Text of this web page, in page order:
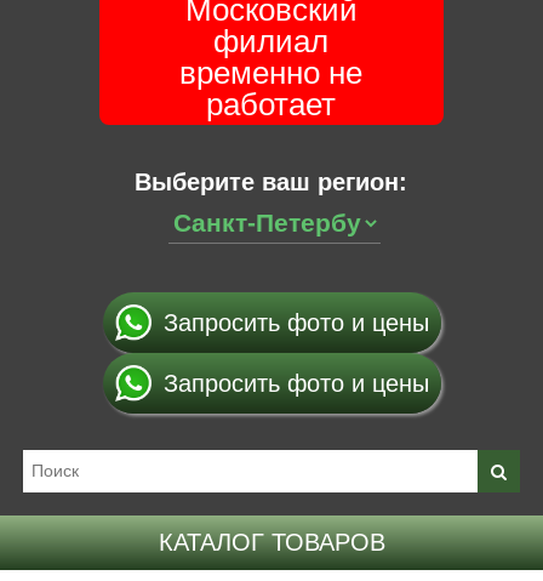
Московский
филиал
временно не
работает
Выберите ваш регион:
Запросить фото и цены
Запросить фото и цены
КАТАЛОГ ТОВАРОВ